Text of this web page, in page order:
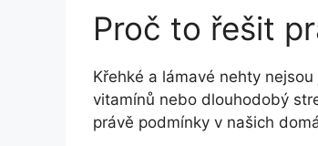
Proč to řešit
Křehké a lámavé nehty
vitamínů nebo dlouhodobý
právě podmínky v našich